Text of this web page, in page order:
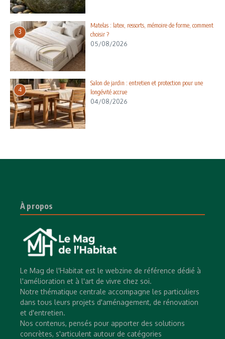
3
Matelas : latex, ressorts, mémoire de forme, comment
choisir ?
05/08/2026
4
Salon de jardin : entretien et protection pour une
longévité accrue
04/08/2026
À propos
Le Mag de l'Habitat est le webzine de référence dédié à
l'amélioration et à l'art de vivre chez soi.
Notre thématique centrale accompagne les particuliers
dans tous leurs projets d'aménagement, de rénovation
et d'entretien.
Nos contenus, pensés pour apporter des solutions
concrètes, s'articulent autour de catégories